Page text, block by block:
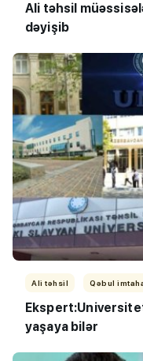
Ali təhsil
dəyişib
Ali təhsil Qəbul
yaşaya bilər